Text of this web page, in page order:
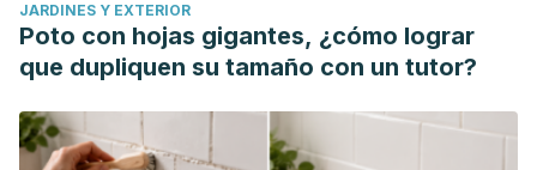
JARDINES Y EXTERIOR
Poto con hojas gigantes, ¿cómo lograr
que dupliquen su tamaño con un tutor?